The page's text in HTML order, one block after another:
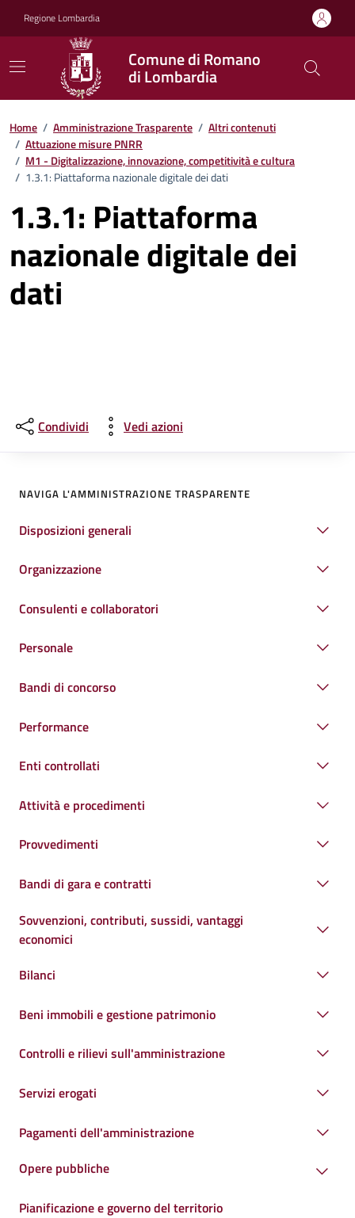
Regione Lombardia
Comune di Romano
di Lombardia
Home / Amministrazione Trasparente / Altri contenuti
/ Attuazione misure PNRR
/ M1 - Digitalizzazione, innovazione, competitività e cultura
/ 1.3.1: Piattaforma nazionale digitale dei dati
1.3.1: Piattaforma
nazionale digitale dei
dati
Condividi Vedi azioni
NAVIGA L'AMMINISTRAZIONE TRASPARENTE
Disposizioni generali
Organizzazione
Consulenti e collaboratori
Personale
Bandi di concorso
Performance
Enti controllati
Attività e procedimenti
Provvedimenti
Bandi di gara e contratti
Sovvenzioni, contributi, sussidi, vantaggi
economici
Bilanci
Beni immobili e gestione patrimonio
Controlli e rilievi sull'amministrazione
Servizi erogati
Pagamenti dell'amministrazione
Opere pubbliche
Pianificazione e governo del territorio